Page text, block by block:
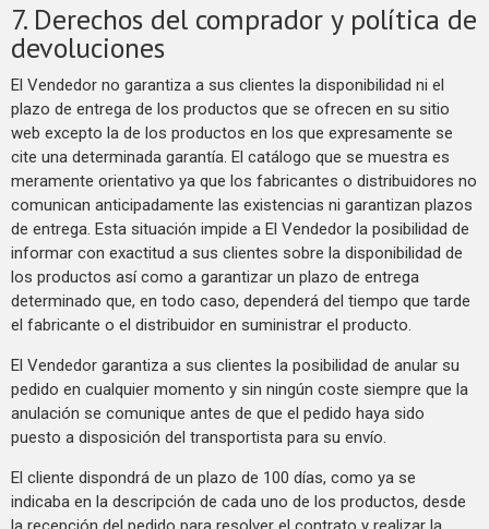
7. Derechos del comprador y política de
devoluciones
El Vendedor no garantiza a sus clientes la disponibilidad ni el
plazo de entrega de los productos que se ofrecen en su sitio
web excepto la de los productos en los que expresamente se
cite una determinada garantía. El catálogo que se muestra es
meramente orientativo ya que los fabricantes o distribuidores no
comunican anticipadamente las existencias ni garantizan plazos
de entrega. Esta situación impide a El Vendedor la posibilidad de
informar con exactitud a sus clientes sobre la disponibilidad de
los productos así como a garantizar un plazo de entrega
determinado que, en todo caso, dependerá del tiempo que tarde
el fabricante o el distribuidor en suministrar el producto.
El Vendedor garantiza a sus clientes la posibilidad de anular su
pedido en cualquier momento y sin ningún coste siempre que la
anulación se comunique antes de que el pedido haya sido
puesto a disposición del transportista para su envío.
El cliente dispondrá de un plazo de 100 días, como ya se
indicaba en la descripción de cada uno de los productos, desde